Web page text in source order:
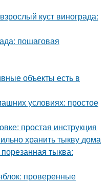
куст винограда:
пошаговая
объекты есть в
условиях: простое
простая инструкция
хранить тыкву дома
тыква:
проверенные